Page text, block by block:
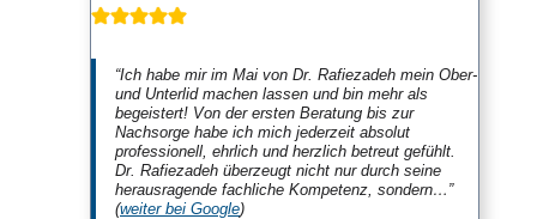
“Ich habe mir im Mai von Dr. Rafiezadeh mein Ober-
und Unterlid machen lassen und bin mehr als
begeistert! Von der ersten Beratung bis zur
Nachsorge habe ich mich jederzeit absolut
professionell, ehrlich und herzlich betreut gefühlt.
Dr. Rafiezadeh überzeugt nicht nur durch seine
herausragende fachliche Kompetenz, sondern…”
(weiter bei Google)